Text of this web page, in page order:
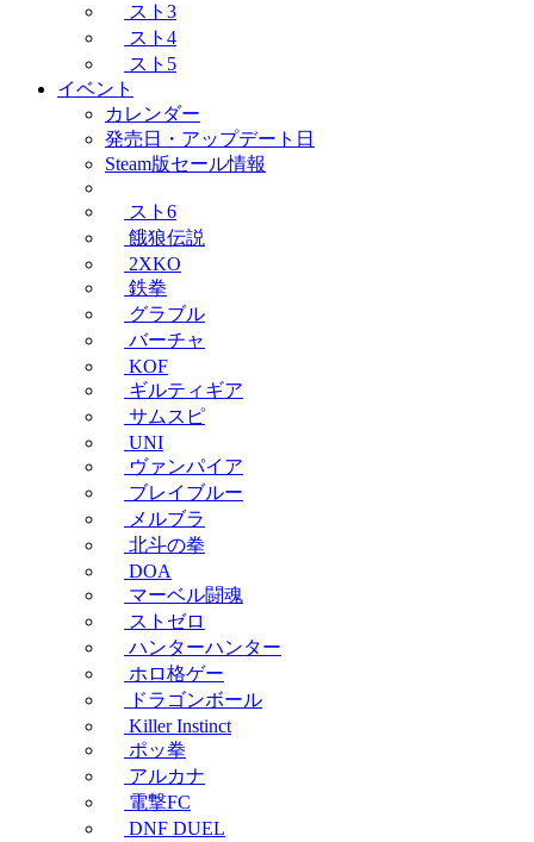
スト3
スト4
スト5
イベント
カレンダー
発売日・アップデート日
Steam版セール情報
スト6
餓狼伝説
2XKO
鉄拳
グラブル
バーチャ
KOF
ギルティギア
サムスピ
UNI
ヴァンパイア
ブレイブルー
メルブラ
北斗の拳
DOA
マーベル闘魂
ストゼロ
ハンターハンター
ホロ格ゲー
ドラゴンボール
Killer Instinct
ポッ拳
アルカナ
電撃FC
DNF DUEL